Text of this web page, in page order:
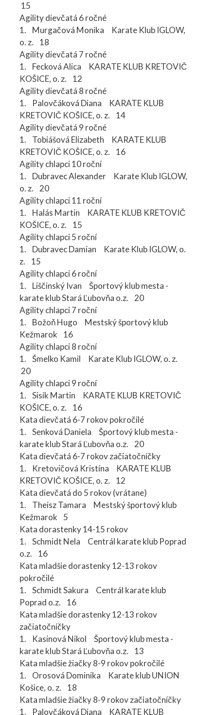
15
Agility dievčatá 6 ročné
1. Murgačová Monika Karate Klub IGLOW,
o. z. 18
Agility dievčatá 7 ročné
1. Fecková Alica KARATE KLUB KRETOVIČ
KOŠICE, o. z. 12
Agility dievčatá 8 ročné
1. Palovčáková Diana KARATE KLUB
KRETOVIČ KOŠICE, o. z. 14
Agility dievčatá 9 ročné
1. Tobiášová Elizabeth KARATE KLUB
KRETOVIČ KOŠICE, o. z. 16
Agility chlapci 10 roční
1. Dubravec Alexander Karate Klub IGLOW,
o. z. 20
Agility chlapci 11 roční
1. Halás Martin KARATE KLUB KRETOVIČ
KOŠICE, o. z. 15
Agility chlapci 5 roční
1. Dubravec Damian Karate Klub IGLOW, o.
z. 15
Agility chlapci 6 roční
1. Liščinský Ivan Športový klub mesta -
karate klub Stará Ľubovňa o.z. 20
Agility chlapci 7 roční
1. Božoň Hugo Mestský športový klub
Kežmarok 16
Agility chlapci 8 roční
1. Šmelko Kamil Karate Klub IGLOW, o. z.
20
Agility chlapci 9 roční
1. Sisik Martin KARATE KLUB KRETOVIČ
KOŠICE, o. z. 16
Kata dievčatá 6-7 rokov pokročilé
1. Senková Daniela Športový klub mesta -
karate klub Stará Ľubovňa o.z. 20
Kata dievčatá 6-7 rokov začiatočníčky
1. Kretovičová Kristína KARATE KLUB
KRETOVIČ KOŠICE, o. z. 12
Kata dievčatá do 5 rokov (vrátane)
1. Theisz Tamara Mestský športový klub
Kežmarok 5
Kata dorastenky 14-15 rokov
1. Schmidt Nela Centrál karate klub Poprad
o.z. 16
Kata mladšie dorastenky 12-13 rokov
pokročilé
1. Schmidt Sakura Centrál karate klub
Poprad o.z. 16
Kata mladšie dorastenky 12-13 rokov
začiatočníčky
1. Kasinová Nikol Športový klub mesta -
karate klub Stará Ľubovňa o.z. 13
Kata mladšie žiačky 8-9 rokov pokročilé
1. Orosová Dominika Karate klub UNION
Košice, o. z. 18
Kata mladšie žiačky 8-9 rokov začiatočníčky
1. Palovčáková Diana KARATE KLUB